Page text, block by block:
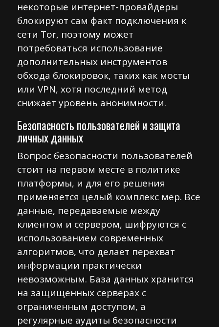
некоторые интернет-провайдеры
блокируют сам факт подключения к
сети Tor, поэтому может
потребоваться использование
дополнительных инструментов
обхода блокировок, таких как мосты
или VPN, хотя последний метод
снижает уровень анонимности.
Безопасность пользователей и защита
личных данных
Вопрос безопасности пользователей
стоит на первом месте в политике
платформы, и для его решения
применяется целый комплекс мер. Все
данные, передаваемые между
клиентом и сервером, шифруются с
использованием современных
алгоритмов, что делает перехват
информации практически
невозможным. База данных хранится
на защищенных серверах с
ограниченным доступом, а
регулярные аудиты безопасности